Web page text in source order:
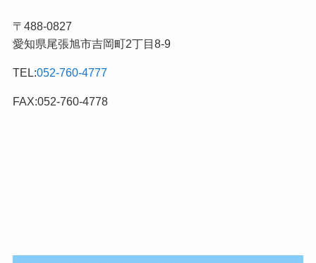
事
カ
ゴ
リ
〒488-0827
愛知県尾張旭市吉岡町2丁目8-9
TEL:052-760-4777
FAX:052-760-4778